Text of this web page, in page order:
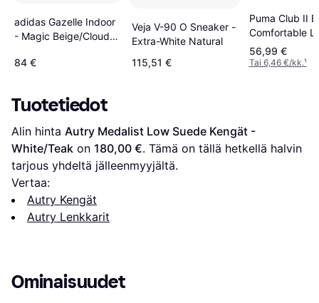
adidas Gazelle Indoor
- Magic Beige/Cloud
84 €
Veja V-90 O Sneaker -
Extra-White Natural
115,51 €
Puma Club II
Comfortable
Sneakers -
56,99 €
Tai 6,46 €/kk.¹
Tuotetiedot
Alin hinta Autry Medalist Low Suede Kengät -
White/Teak on 180,00 €. Tämä on tällä hetkellä halvin
tarjous yhdeltä jälleenmyyjältä.
Vertaa:
Autry Kengät
Autry Lenkkarit
Ominaisuudet